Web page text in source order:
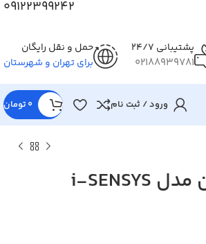
09122399242
پشتیبانی 24/7
02188939781
حمل و نقل رایگان
برای تهران و شهرستان
ورود / ثبت نام 0 تومان
پرینتر رنگی 3 کاره لیزری کانن مدل i-SENSYS